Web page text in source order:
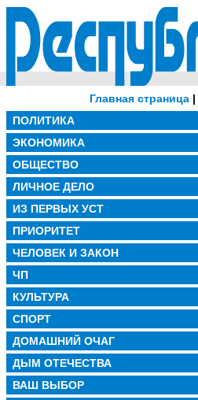
Главная страница|
ПОЛИТИКА
ЭКОНОМИКА
ОБЩЕСТВО
ЛИЧНОЕ ДЕЛО
ИЗ ПЕРВЫХ УСТ
ПРИОРИТЕТ
ЧЕЛОВЕК И ЗАКОН
ЧП
КУЛЬТУРА
СПОРТ
ДОМАШНИЙ ОЧАГ
ДЫМ ОТЕЧЕСТВА
ВАШ ВЫБОР